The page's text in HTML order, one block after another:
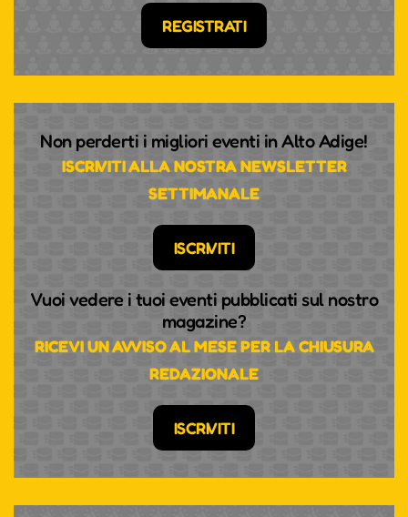
REGISTRATI
Non perderti i migliori eventi in Alto Adige!
ISCRIVITI ALLA NOSTRA NEWSLETTER
SETTIMANALE
ISCRIVITI
Vuoi vedere i tuoi eventi pubblicati sul nostro
magazine?
RICEVI UN AVVISO AL MESE PER LA CHIUSURA
REDAZIONALE
ISCRIVITI